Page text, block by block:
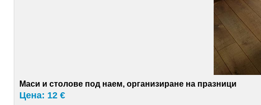
Маси и столове под наем, организиране на празници
Цена: 12 €